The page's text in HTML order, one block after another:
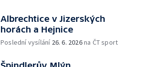
Albrechtice v Jizerských
horách a Hejnice
Poslední vysílání 26. 6. 2026na ČT sport